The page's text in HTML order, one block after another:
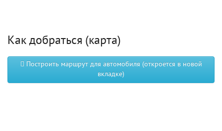
Как добраться (карта)
Построить маршрут для автомобиля (откроется в новой
вкладке)